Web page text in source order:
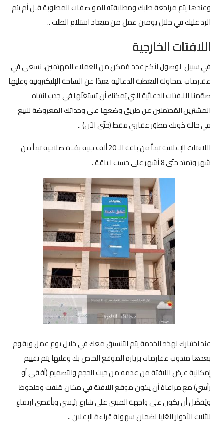
وعندها يتم مراجعة طلبك ومطابقته للمواصفات المطلوبة قبل أم يتم
الرد عليك في خلال يومين عمل من ميعاد استلام الطلب ..
اللافتات الخارجية
في سبيل الوصول لأكبر عدد مُمكن من العملاء المهتمين، نسعى في
عقارماب لمحاولة التغطية الدعائية بعيدًا عن الساحة الإليكترونية وعليها
صمّمنا اللافتات الدعائية التي يُمكنك أن تستغلّها في جذب انتباه
المشترين المُحتملين عن طريق وضعها على وحداتك المعروضة للبيع
في حالة كونك مطوّر عقاري فقط (حتّى الآن) ..
اللافتات الإعلانية تبدأ من باقة الـ 20 ألف جنيه بمُدة صلاحية تبدأ من
شهر وتمتد حتّى 8 أشهر على حسب الباقة ..
عند اختيارك لهذه الخدمة يتم التنسيق معك في خلال يوم عمل ويقوم
بعدها مندوب عقارماب بزيارة الموقع الخاص بك وعليها يتم تقييم
إمكانية عرض اللافتة من عدمه من حيث الحجم والتصميم (أفقي أو
رأسي) مع مراعاة أن يكون موقع اللافتة في مكان مُلفت وملحوظ
ويُفضّل أن يكون على واجهة المبنى على شارع رئيسي وبأقصى ارتفاع
للثلاث الأدوار العُليا لضمان سهولة قراءة الإعلان ..